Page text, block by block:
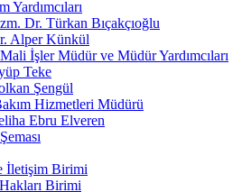
Yardımcıları
Dr. Türkan Bıçakçıoğlu
Alper Künkül
İşler Müdür ve Müdür Yardımcıları
Teke
Şengül
Hizmetleri Müdürü
Ebru Elveren
İletişim Birimi
Birimi